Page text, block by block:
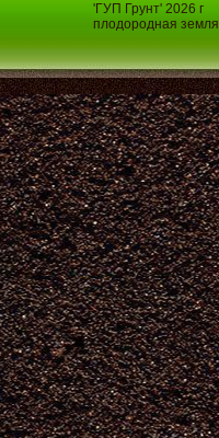
'ГУП Грунт' 2026 г
плодородная земля